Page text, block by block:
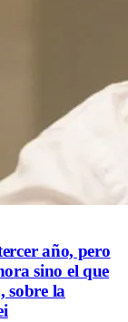
año, pero
sino el que
sobre la